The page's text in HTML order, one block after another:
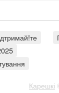
Карешкі